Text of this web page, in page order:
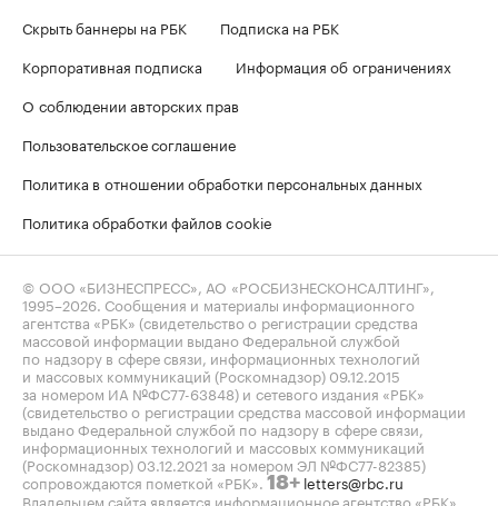
Скрыть баннеры на РБК
Подписка на РБК
Корпоративная подписка
Информация об ограничениях
О соблюдении авторских прав
Пользовательское соглашение
Политика в отношении обработки персональных данных
Политика обработки файлов cookie
© ООО «БИЗНЕСПРЕСС», АО «РОСБИЗНЕСКОНСАЛТИНГ»,
1995–2026. Сообщения и материалы информационного
агентства «РБК» (свидетельство о регистрации средства
массовой информации выдано Федеральной службой
по надзору в сфере связи, информационных технологий
и массовых коммуникаций (Роскомнадзор) 09.12.2015
за номером ИА №ФС77-63848) и сетевого издания «РБК»
(свидетельство о регистрации средства массовой информации
выдано Федеральной службой по надзору в сфере связи,
информационных технологий и массовых коммуникаций
(Роскомнадзор) 03.12.2021 за номером ЭЛ №ФС77-82385)
сопровождаются пометкой «РБК». 18+ letters@rbc.ru
Владельцем сайта является информационное агентство «РБК».